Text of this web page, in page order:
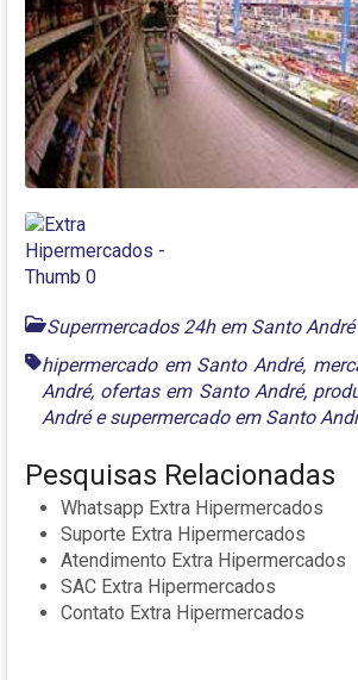
Supermercados 24h em Santo André
hipermercado em Santo André,
André, ofertas em Santo André,
Andréesupermercado em Santo
Pesquisas Relacionadas
Whatsapp Extra Hipermercados
Suporte Extra Hipermercados
Atendimento Extra Hipermercados
SAC Extra Hipermercados
Contato Extra Hipermercados